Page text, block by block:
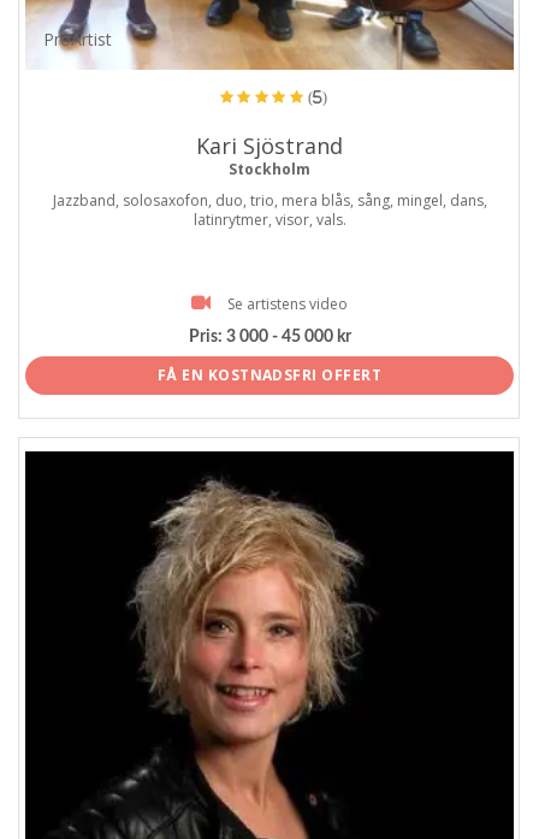
ProArtist
(5)
Kari Sjöstrand
Stockholm
Jazzband, solosaxofon, duo, trio, mera blås, sång, mingel, dans,
latinrytmer, visor, vals.
Se artistens video
Pris: 3 000 - 45 000 kr
FÅ EN KOSTNADSFRI OFFERT